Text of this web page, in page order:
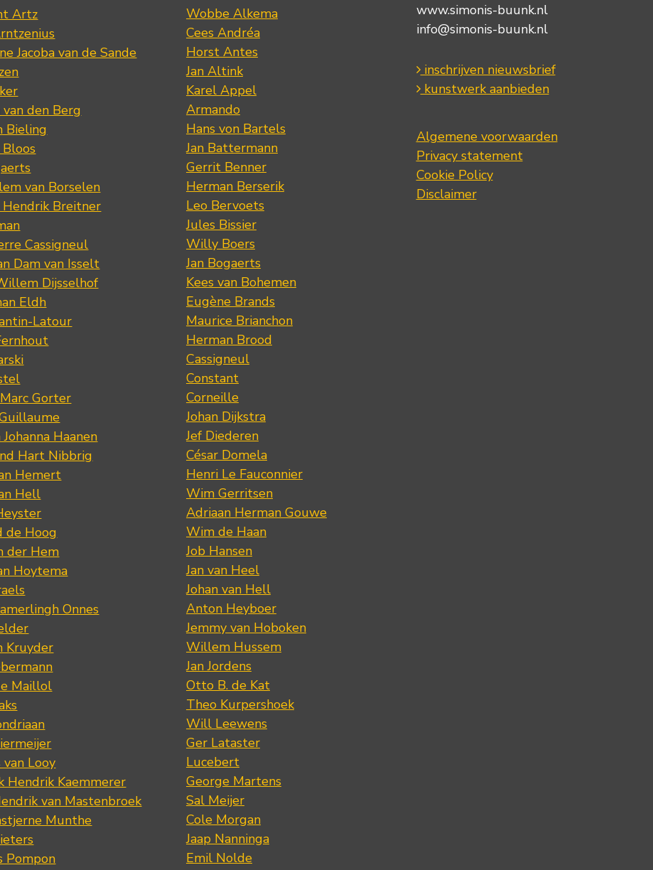
Artz
Jacoba van de Sande
den Berg
Bieling
van Borselen
Hendrik Breitner
Cassigneul
Dam van Isselt
Dijsselhof
Eldh
Latour
Gorter
Haanen
Hart Nibbrig
Hemert
Hell
de Hoog
der Hem
Hoytema
Onnes
Kruyder
Maillol
van Looy
Hendrik Kaemmerer
van Mastenbroek
Munthe
Pompon
Wobbe Alkema
Cees Andréa
Horst Antes
Jan Altink
Karel Appel
Armando
Hans von Bartels
Jan Battermann
Gerrit Benner
Herman Berserik
Leo Bervoets
Jules Bissier
Willy Boers
Jan Bogaerts
Kees van Bohemen
Eugène Brands
Maurice Brianchon
Herman Brood
Cassigneul
Constant
Corneille
Johan Dijkstra
Jef Diederen
César Domela
Henri Le Fauconnier
Wim Gerritsen
Adriaan Herman Gouwe
Wim de Haan
Job Hansen
Jan van Heel
Johan van Hell
Anton Heyboer
Jemmy van Hoboken
Willem Hussem
Jan Jordens
Otto B. de Kat
Theo Kurpershoek
Will Leewens
Ger Lataster
Lucebert
George Martens
Sal Meijer
Cole Morgan
Jaap Nanninga
Emil Nolde
www.simonis-buunk.nl
info@simonis-buunk.nl
inschrijven nieuwsbrief
kunstwerk aanbieden
Algemene voorwaarden
Privacy statement
Cookie Policy
Disclaimer